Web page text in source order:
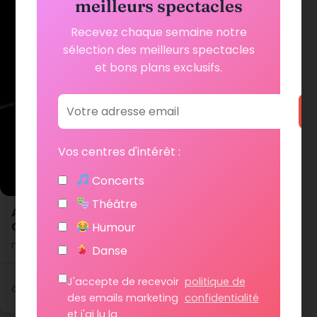
Abdellatif Jebbari – La Conférence d’un Arabe
Gentil
mercredi 23 septembre 2026 à 19h00
à partir de 20 € Voir les dates
meilleurs spectacles
Recevez chaque semaine notre
sélection des meilleurs spectacles
et bons plans exclusifs.
Vos centres d'intérêt :
Concerts
Théâtre
Humour
Danse
J'accepte de recevoir
des emails marketing
et j'ai lu la
politique de
confidentialité